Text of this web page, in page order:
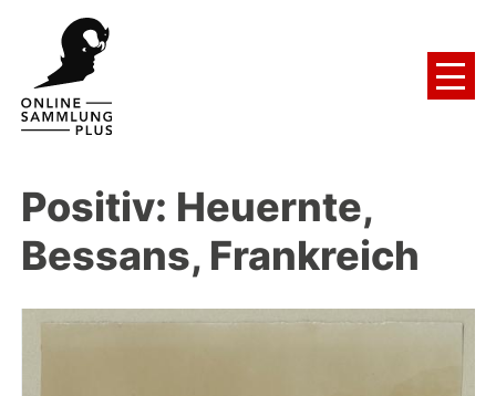
Positiv: Heuernte,
Bessans, Frankreich